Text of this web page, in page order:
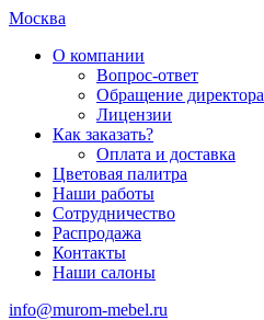
Москва
О компании
Вопрос-ответ
Обращение директора
Лицензии
Как заказать?
Оплата и доставка
Цветовая палитра
Наши работы
Сотрудничество
Распродажа
Контакты
Наши салоны
info@murom-mebel.ru